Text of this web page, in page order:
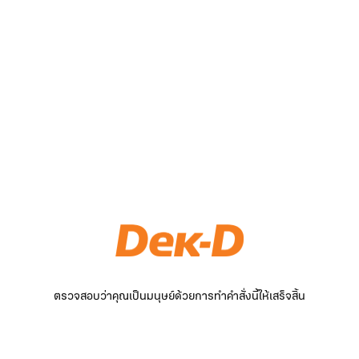
ตรวจสอบว่าคุณเป็นมนุษย์ด้วยการทำคำสั่งนี้ให้เสร็จสิ้น